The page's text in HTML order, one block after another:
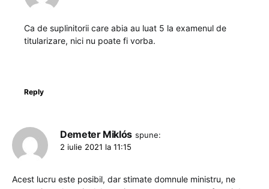
Ca de suplinitorii care abia au luat 5 la examenul de
titularizare, nici nu poate fi vorba.
Reply
Demeter Miklós spune:
2 iulie 2021 la 11:15
Acest lucru este posibil, dar stimate domnule ministru, ne